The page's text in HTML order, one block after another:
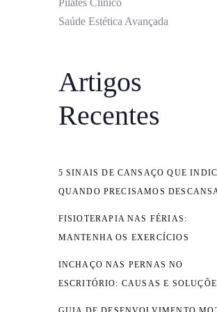
Pilates Clínico
Saúde Estética Avançada
Artigos
Recentes
5 SINAIS DE CANSAÇO QUE
QUANDO PRECISAMOS
FISIOTERAPIA NAS FÉRIAS:
MANTENHA OS EXERCÍCIOS
INCHAÇO NAS PERNAS NO
ESCRITÓRIO: CAUSAS E